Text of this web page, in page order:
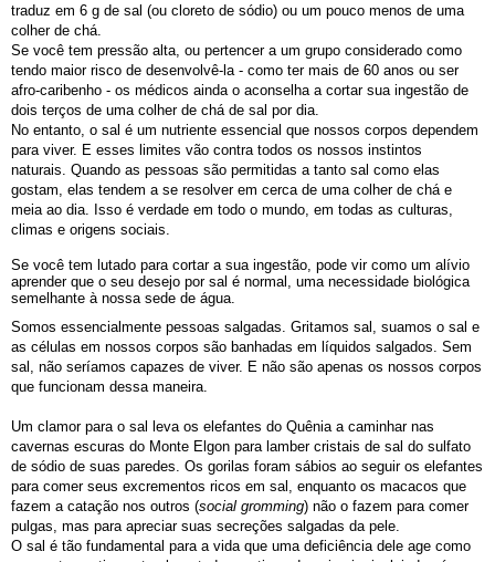
traduz em 6 g de sal (ou cloreto de sódio) ou um pouco menos de uma
colher de chá.
Se você tem pressão alta, ou pertencer a um grupo considerado como
tendo maior risco de desenvolvê-la - como ter mais de 60 anos ou ser
afro-caribenho - os médicos ainda o aconselha a cortar sua ingestão de
dois terços de uma colher de chá de sal por dia.
No entanto, o sal é um nutriente essencial que nossos corpos dependem
para viver. E esses limites vão contra todos os nossos instintos
naturais. Quando as pessoas são permitidas a tanto sal como elas
gostam, elas tendem a se resolver em cerca de uma colher de chá e
meia ao dia. Isso é verdade em todo o mundo, em todas as culturas,
climas e origens sociais.
Se você tem lutado para cortar a sua ingestão, pode vir como um alívio
aprender que o seu desejo por sal é normal, uma necessidade biológica
semelhante à nossa sede de água.
Somos essencialmente pessoas salgadas. Gritamos sal, suamos o sal e
as células em nossos corpos são banhadas em líquidos salgados. Sem
sal, não seríamos capazes de viver. E não são apenas os nossos corpos
que funcionam dessa maneira.
Um clamor para o sal leva os elefantes do Quênia a caminhar nas
cavernas escuras do Monte Elgon para lamber cristais de sal do sulfato
de sódio de suas paredes. Os gorilas foram sábios ao seguir os elefantes
para comer seus excrementos ricos em sal, enquanto os macacos que
fazem a catação nos outros (social gromming) não o fazem para comer
pulgas, mas para apreciar suas secreções salgadas ​​da pele.
O sal é tão fundamental para a vida que uma deficiência dele age como